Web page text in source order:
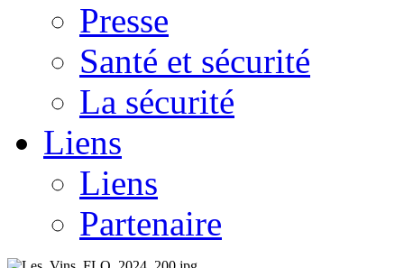
Presse
Santé et sécurité
La sécurité
Liens
Liens
Partenaire